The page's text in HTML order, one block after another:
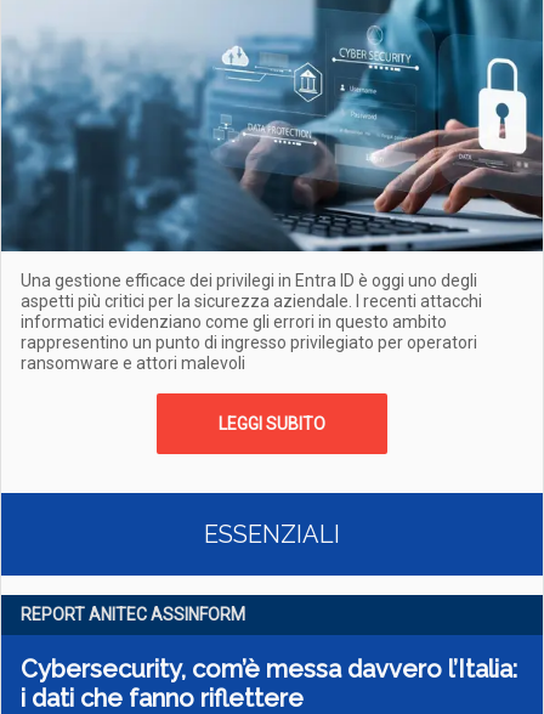
Una gestione efficace dei privilegi in Entra ID è oggi uno degli
aspetti più critici per la sicurezza aziendale. I recenti attacchi
informatici evidenziano come gli errori in questo ambito
rappresentino un punto di ingresso privilegiato per operatori
ransomware e attori malevoli
LEGGI SUBITO
ESSENZIALI
REPORT ANITEC ASSINFORM
Cybersecurity, com’è messa davvero l’Italia:
i dati che fanno riflettere